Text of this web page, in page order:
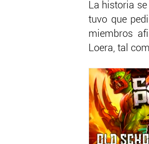
La historia
tuvo que
miembros
Loera, tal